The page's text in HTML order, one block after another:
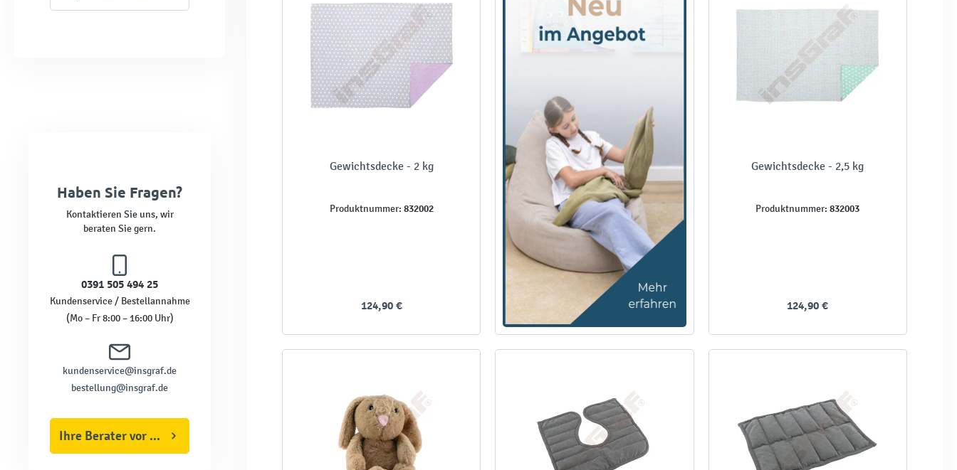
Haben Sie Fragen?
Kontaktieren Sie uns, wir
beraten Sie gern.
0391 505 494 25
Kundenservice / Bestellannahme
(Mo – Fr 8:00 – 16:00 Uhr)
kundenservice@insgraf.de
bestellung@insgraf.de
Ihre Berater vor Ort
Gewichtsdecke - 2 kg
Produktnummer: 832002
124,90 €
Gewichtsdecke - 2,5 kg
Produktnummer: 832003
124,90 €